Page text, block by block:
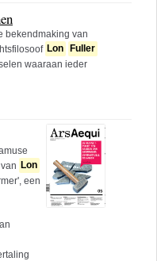
bekendmaking van
Lon
Fuller
waaraan ieder
Lon
een